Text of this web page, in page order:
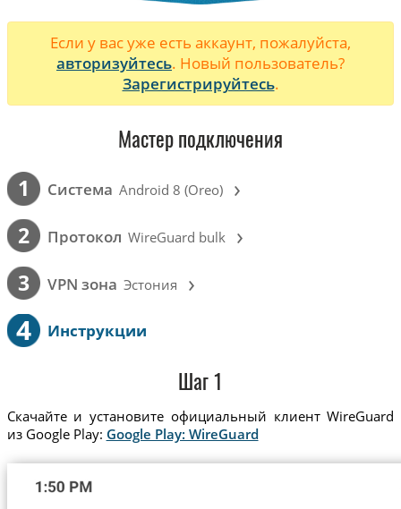
Если у вас уже есть аккаунт, пожалуйста,
авторизуйтесь. Новый пользователь?
Зарегистрируйтесь.
Мастер подключения
1 Cистема Android 8 (Oreo) ›
2 Протокол WireGuard bulk ›
3 VPN зона Эстония ›
4 Инструкции
Шаг 1
Скачайте и установите официальный клиент WireGuard
из Google Play: Google Play: WireGuard